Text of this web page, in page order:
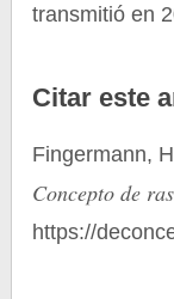
transmitió en
Citar este
Fingermann,
Concepto de
https://